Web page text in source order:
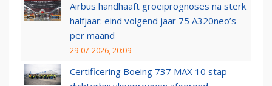
Airbus handhaaft groeiprognoses na sterk
halfjaar: eind volgend jaar 75 A320neo’s
per maand
29-07-2026, 20:09
Certificering Boeing 737 MAX 10 stap